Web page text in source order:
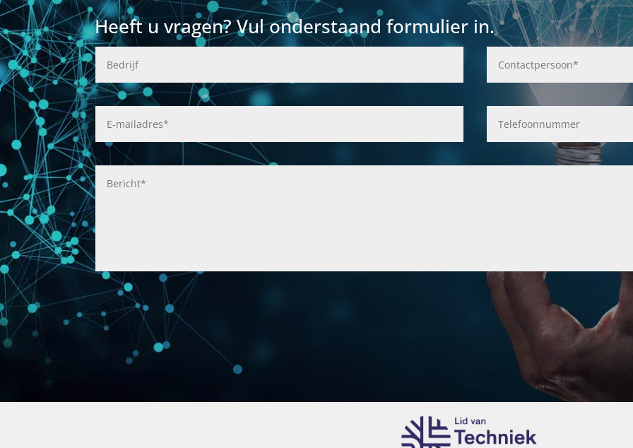
Heeft u vragen? Vul onderstaand formulier in.